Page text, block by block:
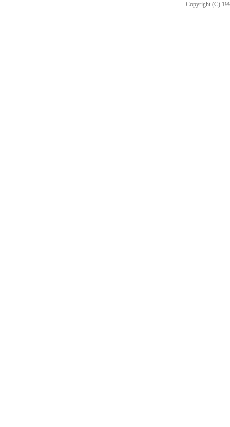
Copyright (C)